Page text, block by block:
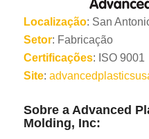
Localização: San
Setor: Fabricação
Certificações: ISO 9001
Site:
Sobre a Advanced
Molding, Inc: